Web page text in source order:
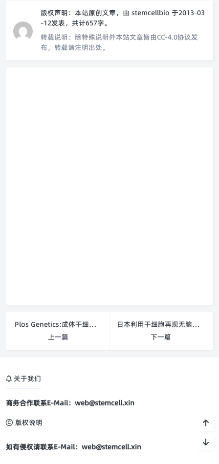
版权声明： 本站原创文章，由 stemcellbio 于2013-03
-12发表，共计657字。
转载说明： 除特殊说明外本站文章皆由CC-4.0协议发
布，转载请注明出处。
Plos Genetics:成体干细胞组织平衡机制研究获新进展
上一篇
日本利用干细胞再现无脑回畸形形成过程
下一篇
关于我们
商务合作联系E-Mail：web@stemcell.xin
版权说明
如有侵权请联系E-Mail：web@stemcell.xin